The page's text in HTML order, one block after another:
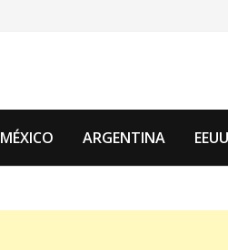
MÉXICO ARGENTINA